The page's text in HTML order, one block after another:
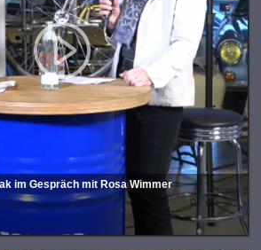
im Gespräch mit Rosa Wimmer